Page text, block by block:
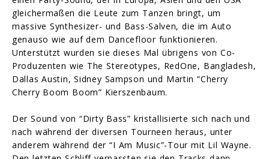
gleichermaßen die Leute zum Tanzen bringt, um
massive Synthesizer- und Bass-Salven, die im Auto
genauso wie auf dem Dancefloor funktionieren.
Unterstützt wurden sie dieses Mal übrigens von Co-
Produzenten wie The Stereotypes, RedOne, Bangladesh,
Dallas Austin, Sidney Sampson und Martin “Cherry
Cherry Boom Boom” Kierszenbaum.
Der Sound von “Dirty Bass” kristallisierte sich nach und
nach während der diversen Tourneen heraus, unter
anderem während der “I Am Music”-Tour mit Lil Wayne.